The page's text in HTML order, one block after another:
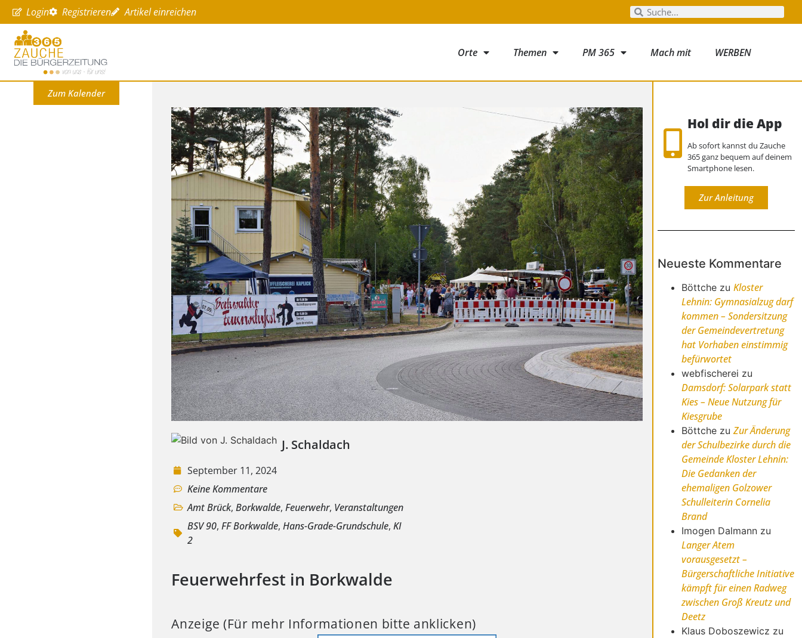
Login Registrieren Artikel einreichen
Orte Themen PM 365 Mach mit WERBEN
Zum Kalender
J. Schaldach
September 11, 2024
Keine Kommentare
Amt Brück,Borkwalde,Feuerwehr, Veranstaltungen
BSV 90,FF Borkwalde,Hans-Grade-Grundschule,KI
2
Feuerwehrfest in Borkwalde
Anzeige (Für mehr Informationen bitte anklicken)
Hol dir die App
Ab sofort kannst du Zauche
365 ganz bequem auf deinem
Smartphone lesen.
Zur Anleitung
Neueste Kommentare
Böttche zuKloster
Lehnin: Gymnasialzug darf
kommen – Sondersitzung
der Gemeindevertretung
hat Vorhaben einstimmig
befürwortet
webfischerei zu
Damsdorf: Solarpark statt
Kies – Neue Nutzung für
Kiesgrube
Böttche zuZur Änderung
der Schulbezirke durch die
Gemeinde Kloster Lehnin:
Die Gedanken der
ehemaligen Golzower
Schulleiterin Cornelia
Brand
Imogen Dalmann zu
Langer Atem
vorausgesetzt –
Bürgerschaftliche Initiative
kämpft für einen Radweg
zwischen Groß Kreutz und
Deetz
Klaus Doboszewicz zu